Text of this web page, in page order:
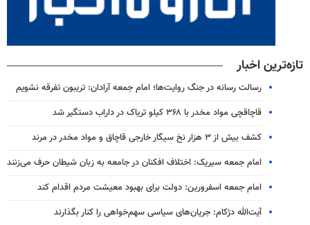
تازه‌ترین اخبار
رسالت رسانه در جنگ روایت‌ها؛ امام جمعه آرادان: تریبون تفرقه نشویم
قاچاقچی مواد مخدر با ۳۶۸ کیلو تریاک در داراب دستگیر شد
کشف بیش از ۳ هزار نخ سیگار خارجی قاچاق و مواد مخدر در مرند
امام جمعه سیریک: اختلاف افکنان در جامعه به زبان شیطان حرف می‌زنند
امام جمعه اسفرورین: دولت برای بهبود معیشت مردم اقدام کند
آیت‌الله دژکام: جریان‌های سیاسی سهم‌خواهی را کنار بگذارند